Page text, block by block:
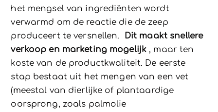
het mengsel van ingrediënten wordt
verwarmd om de reactie die de zeep
produceert te versnellen.
Dit maakt snellere
verkoop en marketing mogelijk , maar ten
koste van de productkwaliteit. De eerste
stap bestaat uit het mengen van een vet
(meestal van dierlijke of plantaardige
oorsprong, zoals palmolie